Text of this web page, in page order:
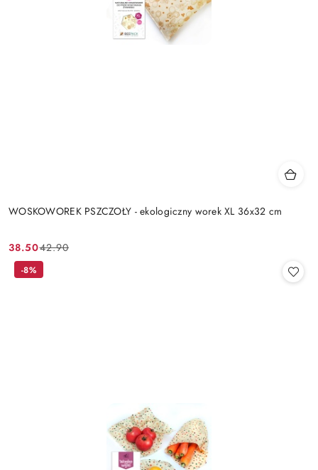
WOSKOWOREK PSZCZOŁY - ekologiczny worek XL 36x32 cm
Cena
promocyjna:
38.50
Cena
przed
42.90
-8%